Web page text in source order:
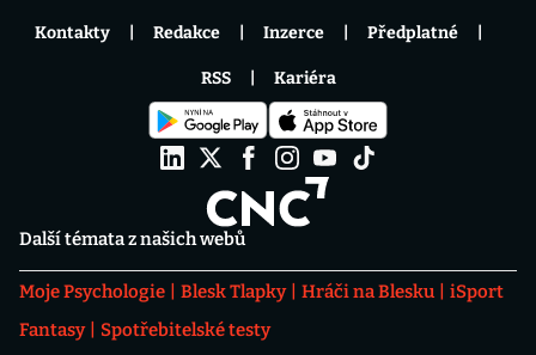
Další témata z našich webů
Moje Psychologie Blesk Tlapky Hráči na Blesku
iSport
Fantasy
Spotřebitelské testy
Kontakty Redakce Inzerce Předplatné
RSS Kariéra